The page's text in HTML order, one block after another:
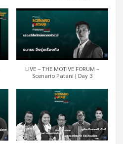
LIVE – THE MOTIVE FORUM –
Scenario Patani | Day 3